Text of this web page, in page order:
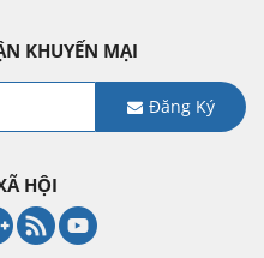
KHUYẾN MẠI
Đăng Ký
HỘI